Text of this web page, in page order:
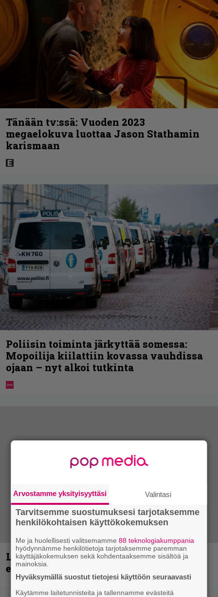
Tänään tv:ssä: Vuoden 2023
megaelokuva luottaa Jason Stathamin
karismaan
Poliisin toiminta järkyttää somessa:
Mopoilija kiilattiin kovassa vauhdissa
ojaan – nyt alkoi tutkinta
Loppuvuoden Hellsinki Metal Cruisen
esiintyjät julki
Arvostamme yksityisyyttäsi Valintasi
Tarvitsemme suostumuksesi tarjotaksemme
henkilökohtaisen käyttökokemuksen
Me ja huolellisesti valitsemamme88 teknologiakumppania
hyödynnämme henkilötietoja tarjotaksemme paremman
käyttäjäkokemuksen sekä kohdentaaksemme sisältöä ja
mainoksia.
Hyväksymällä suostut tietojesi käyttöön seuraavasti
Käytämme laitetunnisteita ja tallennamme evästeitä